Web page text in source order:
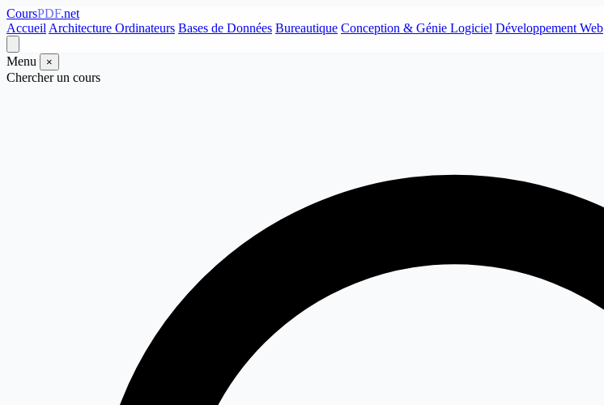
CoursPDF.net
Accueil Architecture Ordinateurs Bases de Données Bureautique Conception & Génie Logiciel Développement Web
Menu ×
Chercher un cours